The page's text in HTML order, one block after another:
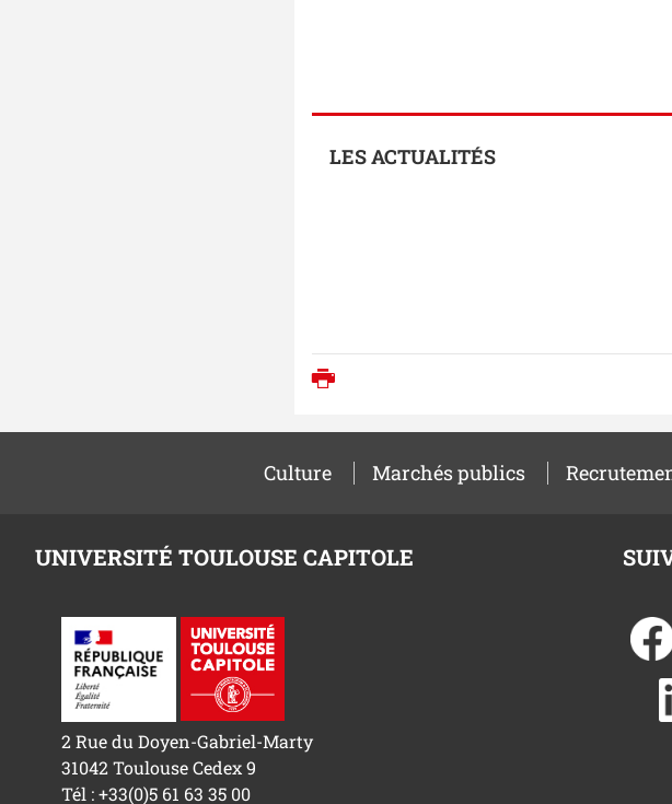
LES ACTUALITÉS
Culture Marchés publics
UNIVERSITÉ TOULOUSE CAPITOLE
2 Rue du Doyen-Gabriel-Marty
31042 Toulouse Cedex 9
Tél : +33(0)5 61 63 35 00